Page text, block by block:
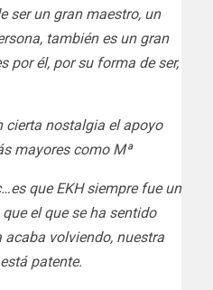
ser un gran maestro, un
también es un gran
por él, por su forma de ser,
cierta nostalgia el apoyo
mayores como Mª
que EKH siempre fue un
el que se ha sentido
volviendo, nuestra
patente.